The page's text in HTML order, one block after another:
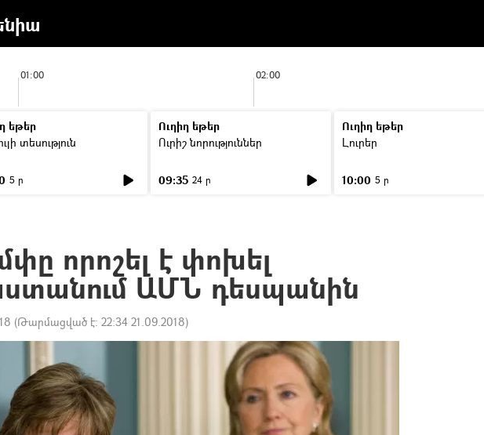
01:00 02:00
եթեր
տեսություն
5 ր
Ուղիղ եթեր
Ուրիշ նորություններ
09:35 24 ր
Ուղիղ եթեր
Լուրեր
10:00 5 ր
որոշել է փոխել
ԱՄՆ դեսպանին
(Թարմացված է: 22:34 21.09.2018)